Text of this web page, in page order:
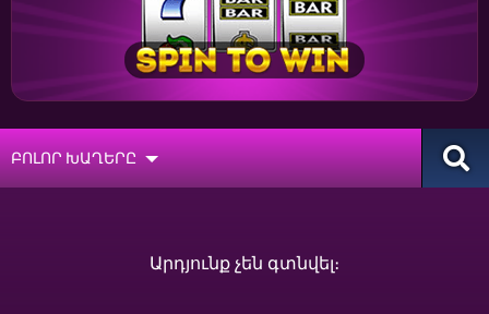
ԲՈԼՈՐ ԽԱՂԵՐԸ
Արդյունք չեն գտնվել։